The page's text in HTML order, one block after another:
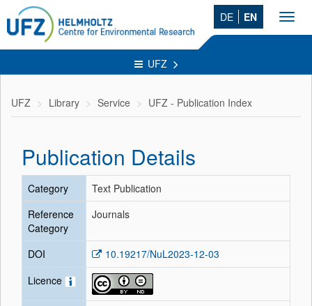
DE EN
UFZ
UFZ Library Service UFZ - Publication Index
Publication Details
Category
Text Publication
Reference
Category
Journals
DOI
10.19217/NuL2023-12-03
Licence